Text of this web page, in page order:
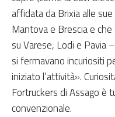
affidata da Brixia alle
Mantova e Brescia e
su Varese, Lodi e Pavia
si fermavano incuriositi
iniziato l’attività».
Fortruckers di Assago è
convenzionale.